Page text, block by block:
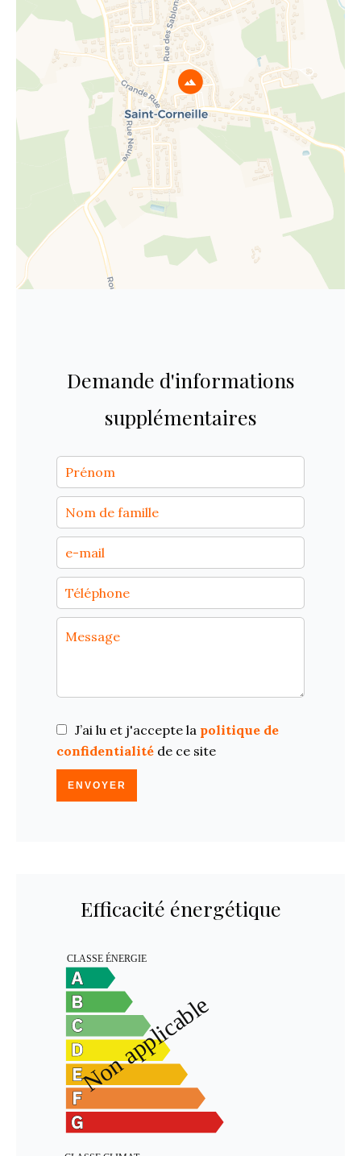
Demande d'informations
supplémentaires
J’ai lu et j'accepte la politique de
confidentialité de ce site
ENVOYER
Efficacité énergétique